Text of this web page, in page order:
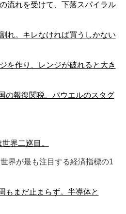
流れを受けて、下落スパイラル
れ。キレなければ買うしかない
を作り、レンジが破れると大き
の報復関税、パウエルのスタグ
界二巡目。
界が最も注目する経済指標の1
もまだ止まらず。半導体と